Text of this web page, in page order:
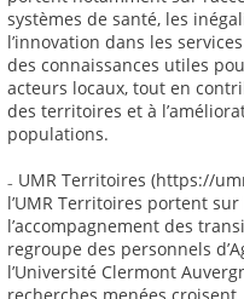
systèmes de santé, les
l’innovation dans les
des connaissances utiles
acteurs locaux, tout en
des territoires et à
populations.
₋ UMR Territoires (https://
l’UMR Territoires portent sur
l’accompagnement des
regroupe des personnels
l’Université Clermont